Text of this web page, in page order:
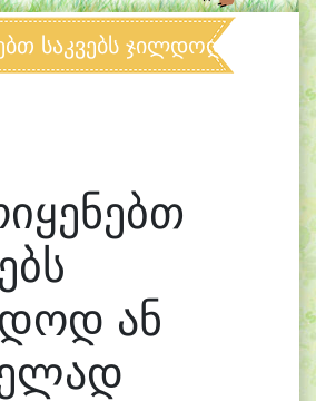
საკვებს ჯილდოდ ან
ან